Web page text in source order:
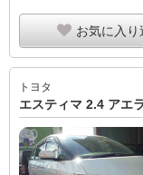
お気に入り
トヨタ
エスティマ 2.4 アエ